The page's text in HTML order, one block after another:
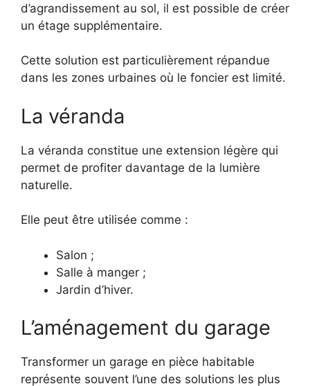
d’agrandissement au sol, il est possible de créer
un étage supplémentaire.
Cette solution est particulièrement répandue
dans les zones urbaines où le foncier est limité.
La véranda
La véranda constitue une extension légère qui
permet de profiter davantage de la lumière
naturelle.
Elle peut être utilisée comme :
Salon ;
Salle à manger ;
Jardin d’hiver.
L’aménagement du garage
Transformer un garage en pièce habitable
représente souvent l’une des solutions les plus